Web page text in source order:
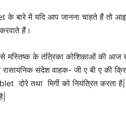
के बारे में यदि आप जानना चाहते हैं तो
हैं।
के तंत्रिका कोशिकाओं की आज
संदेश वाहक- जी ए बी ए की
दोरे तथा मिर्गी को नियंत्रित